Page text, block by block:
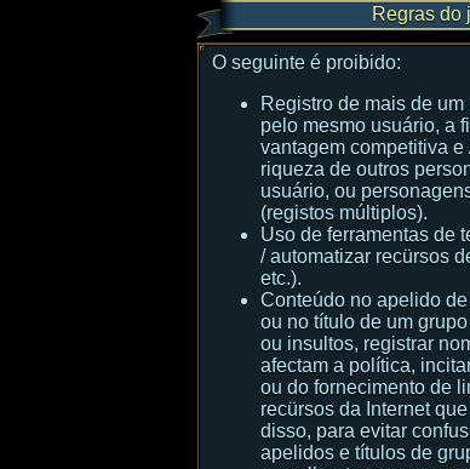
Regras do
O seguinte é proibido:
Registro de mais de
pelo mesmo usuário, a
vantagem competitiva e
riqueza de outros
usuário, ou
(registos múltiplos).
Uso de ferramentas de
/ automatizar recürsos
etc.).
Conteúdo no apelido
ou no título de um
ou insultos, registrar
afectam a política,
ou do fornecimento de
recürsos da Internet
disso, para evitar
apelidos e títulos de